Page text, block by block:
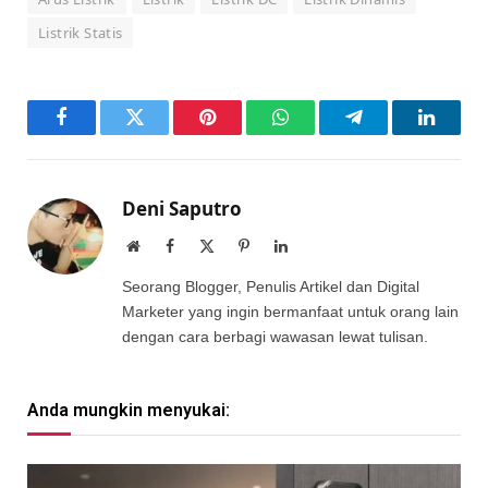
Listrik Statis
FacebookTwitter Pinterest WhatsAppTelegram
Deni Saputro
WebsiteFacebook PinterestLinkedIn
Seorang Blogger, Penulis Artikel dan Digital
Marketer yang ingin bermanfaat untuk orang lain
dengan cara berbagi wawasan lewat tulisan.
Anda mungkin menyukai: